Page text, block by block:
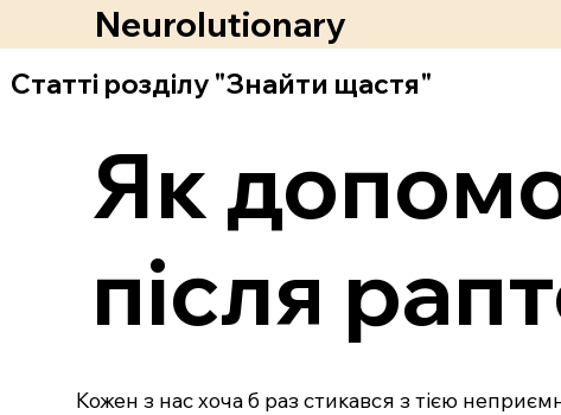
Neurolutionary
Статті розділу "Знайти щастя"
Як
після
Кожен з нас хоча б раз стикався з тією